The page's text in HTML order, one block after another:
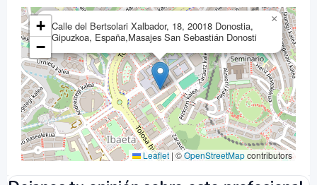
Calle del Bertsolari Xalbador, 18, 20018 Donostia,
Gipuzkoa, España,Masajes San Sebastián Donosti
×
+
−
Leaflet | ©OpenStreetMapcontributors